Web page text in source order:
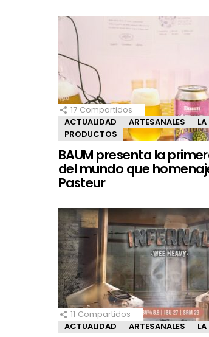
17 Compartidos
ACTUALIDAD
ARTESANALES
PRODUCTOS
BAUM presenta la
del mundo que
Pasteur
11 Compartidos
ACTUALIDAD
ARTESANALES